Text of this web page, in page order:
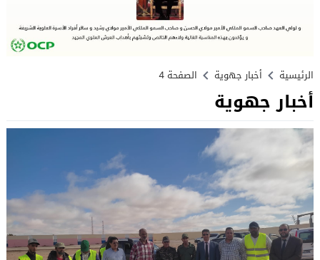
الرئيسية أخبار جهوية الصفحة 4
أخبار جهوية